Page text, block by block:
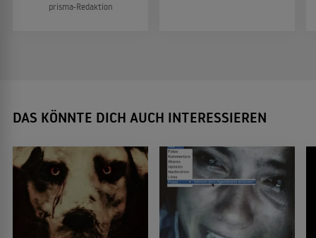
prisma-Redaktion
DAS KÖNNTE DICH AUCH INTERESSIEREN